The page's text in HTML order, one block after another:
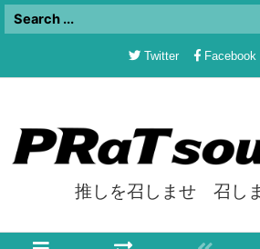
推しを召しませ 召し
Twitter Facebook